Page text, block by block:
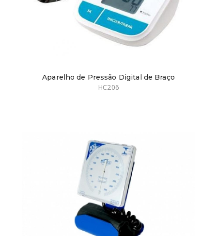
Aparelho de Pressão Digital de Braço
HC206